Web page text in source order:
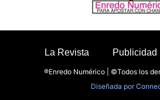
La Revista Publicidad
®Enredo Numérico | ©Todos los
Diseñada por